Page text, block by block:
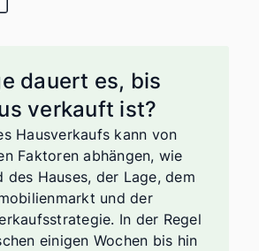
dauert es, bis
verkauft ist?
Hausverkaufs kann von
Faktoren abhängen, wie
des Hauses, der Lage, dem
und der
In der Regel
einigen Wochen bis hin